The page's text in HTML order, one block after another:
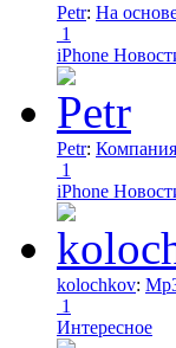
Petr: На
1
iPhone
Petr:
1
iPhone
kolochkov:
1
Интересное